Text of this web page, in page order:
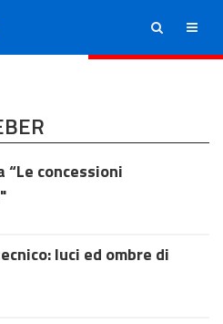
ricerca menu
concessioni
luci ed ombre di